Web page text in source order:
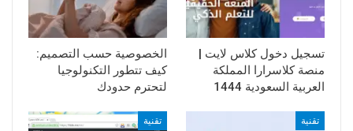
تسجيل دخول كلاس لايت |
منصة كلاسرارا المملكة
العربية السعودية 1444
الخصوصية حسب التصميم:
كيف تتطور التكنولوجيا
لتحترم حدودك
تقنية تقنية